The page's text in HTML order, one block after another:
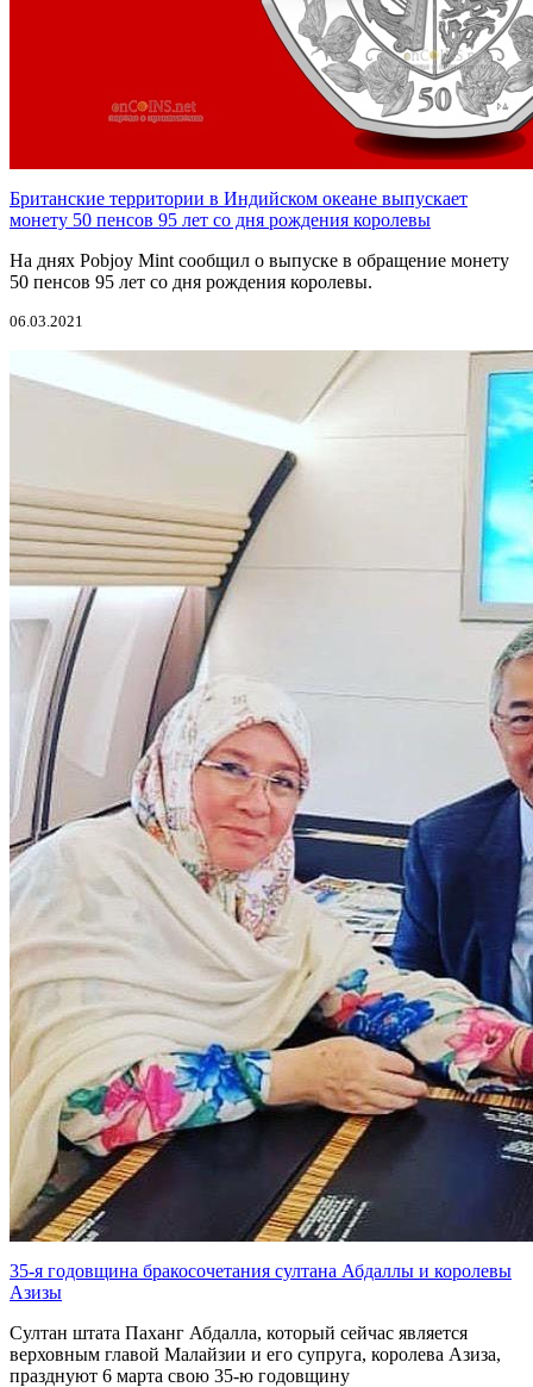
Британские территории в Индийском океане выпускает
монету 50 пенсов 95 лет со дня рождения королевы
На днях Pobjoy Mint сообщил о выпуске в обращение монету
50 пенсов 95 лет со дня рождения королевы.
06.03.2021
35-я годовщина бракосочетания султана Абдаллы и королевы
Азизы
Султан штата Паханг Абдалла, который сейчас является
верховным главой Малайзии и его супруга, королева Азиза,
празднуют 6 марта свою 35-ю годовщину